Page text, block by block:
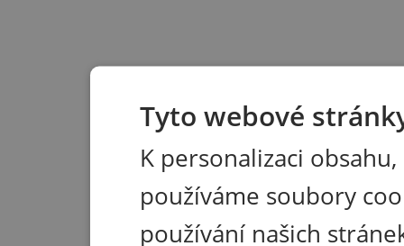
Tyto webové
K personalizaci
používáme soubory
používání našich